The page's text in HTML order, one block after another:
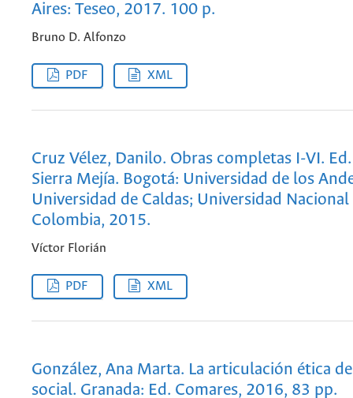
Aires: Teseo, 2017. 100 p.
Bruno D. Alfonzo
PDF XML
Cruz Vélez, Danilo. Obras completas I-VI.
Sierra Mejía. Bogotá: Universidad de los
Universidad de Caldas; Universidad Nacional
Colombia, 2015.
Víctor Florián
PDF XML
González, Ana Marta. La articulación ética
social. Granada: Ed. Comares, 2016, 83 pp.